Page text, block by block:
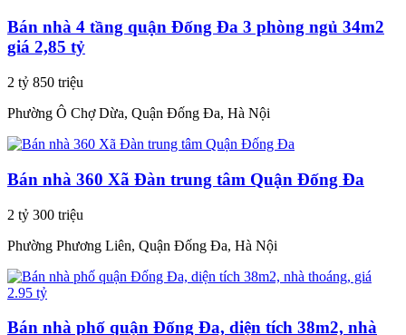
Bán nhà 4 tầng quận Đống Đa 3 phòng ngủ 34m2
giá 2,85 tỷ
2 tỷ 850 triệu
Phường Ô Chợ Dừa, Quận Đống Đa, Hà Nội
Bán nhà 360 Xã Đàn trung tâm Quận Đống Đa
2 tỷ 300 triệu
Phường Phương Liên, Quận Đống Đa, Hà Nội
Bán nhà phố quận Đống Đa, diện tích 38m2, nhà